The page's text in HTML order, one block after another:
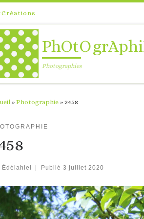
Photographies
» Photographie » 2458
Édélahiel Publié 3 juillet 2020